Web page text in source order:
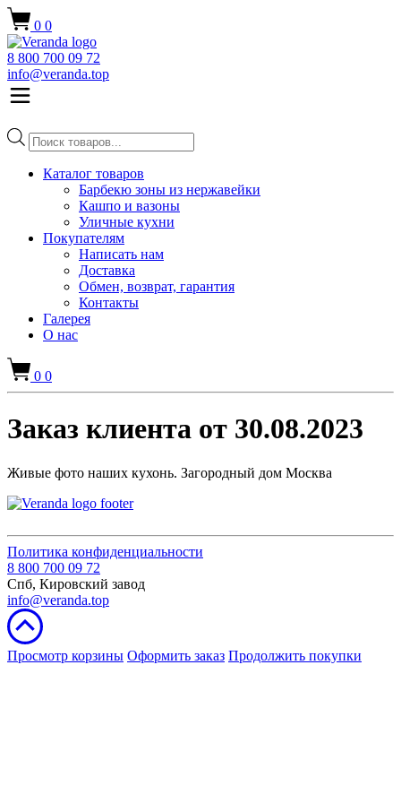
0 0
8 800 700 09 72
info@veranda.top
Поиск
товаров
Каталог товаров
Барбекю зоны из нержавейки
Кашпо и вазоны
Уличные кухни
Покупателям
Написать нам
Доставка
Обмен, возврат, гарантия
Контакты
Галерея
О нас
0 0
Заказ клиента от 30.08.2023
Живые фото наших кухонь. Загородный дом Москва
Политика конфиденциальности
8 800 700 09 72
Спб, Кировский завод
info@veranda.top
Просмотр корзины Оформить заказ Продолжить покупки